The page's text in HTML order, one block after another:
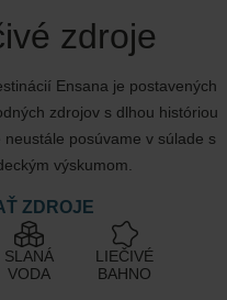
zdroje
Ensana je postavených
zdrojov s dlhou históriou
posúvame v súlade s
výskumom.
ZDROJE
SLANÁ
VODA
LIEČIVÉ
BAHNO